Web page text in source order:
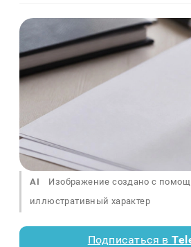
AI
Изображение создано с
иллюстративный характер
Подписаться в